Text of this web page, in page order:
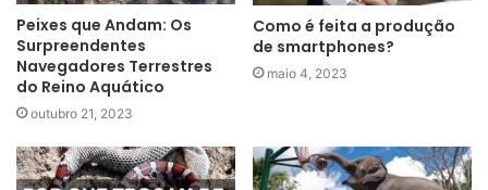
Peixes que Andam: Os
Surpreendentes
Navegadores Terrestres
do Reino Aquático
outubro 21, 2023
Como é feita a produção
de smartphones?
maio 4, 2023